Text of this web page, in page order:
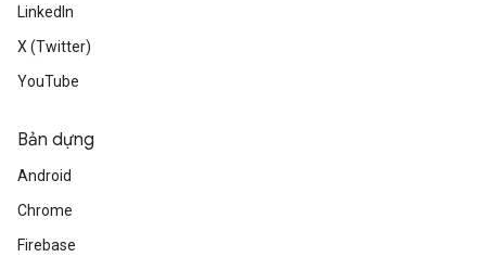
LinkedIn
X (Twitter)
YouTube
Bản dựng
Android
Chrome
Firebase